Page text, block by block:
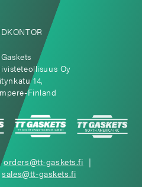
Oy
14,
Finland
orders@tt-gaskets.fi |
sales@tt-gaskets.fi